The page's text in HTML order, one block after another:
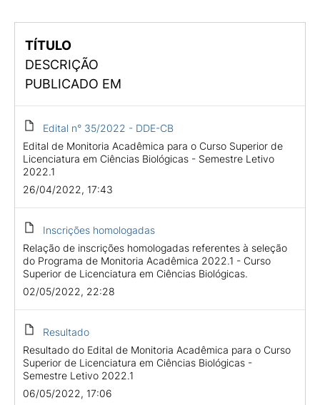
TÍTULO
DESCRIÇÃO
PUBLICADO EM
Edital n° 35/2022 - DDE-CB
Edital de Monitoria Acadêmica para o Curso Superior de
Licenciatura em Ciências Biológicas - Semestre Letivo
2022.1
26/04/2022, 17:43
Inscrições homologadas
Relação de inscrições homologadas referentes à seleção
do Programa de Monitoria Acadêmica 2022.1 - Curso
Superior de Licenciatura em Ciências Biológicas.
02/05/2022, 22:28
Resultado
Resultado do Edital de Monitoria Acadêmica para o Curso
Superior de Licenciatura em Ciências Biológicas -
Semestre Letivo 2022.1
06/05/2022, 17:06